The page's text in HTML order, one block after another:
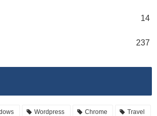
14
237
Wordpress Chrome Travel